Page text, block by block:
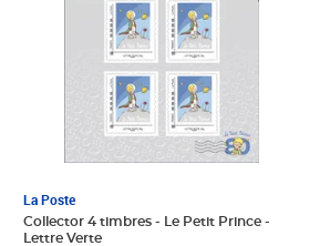
La Poste
Collector 4 timbres - Le Petit Prince -
Lettre Verte